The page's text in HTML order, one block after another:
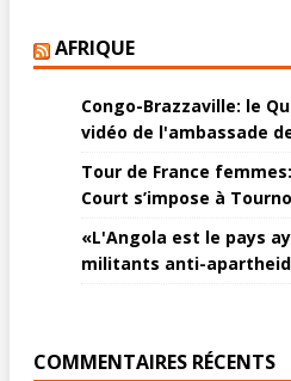
AFRIQUE
Congo-Brazzaville: le
vidéo de l'ambassade
Tour de France
Court s’impose à
«L'Angola est le pays
militants anti-
COMMENTAIRES RÉCENTS